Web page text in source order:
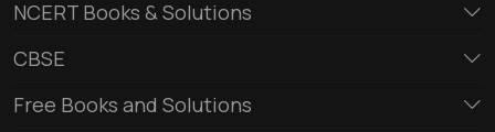
NCERT Books & Solutions
CBSE
Free Books and Solutions